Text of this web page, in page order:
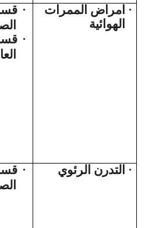
· امراض الممرات
الهوائية
·
·
· التدرن الرئوي ·